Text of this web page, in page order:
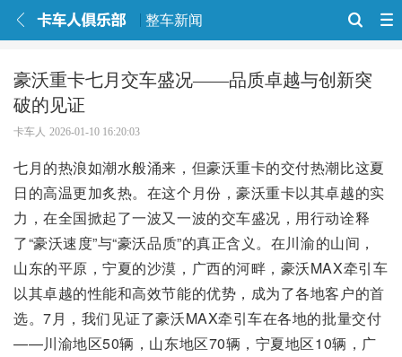
整车新闻
豪沃重卡七月交车盛况——品质卓越与创新突
破的见证
卡车人 2026-01-10 16:20:03
七月的热浪如潮水般涌来，但豪沃重卡的交付热潮比这夏
日的高温更加炙热。在这个月份，豪沃重卡以其卓越的实
力，在全国掀起了一波又一波的交车盛况，用行动诠释
了“豪沃速度”与“豪沃品质”的真正含义。在川渝的山间，
山东的平原，宁夏的沙漠，广西的河畔，豪沃MAX牵引车
以其卓越的性能和高效节能的优势，成为了各地客户的首
选。7月，我们见证了豪沃MAX牵引车在各地的批量交付
——川渝地区50辆，山东地区70辆，宁夏地区10辆，广